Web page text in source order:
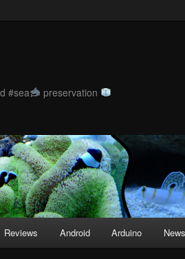
#sea preservation
Reviews Android Arduino News